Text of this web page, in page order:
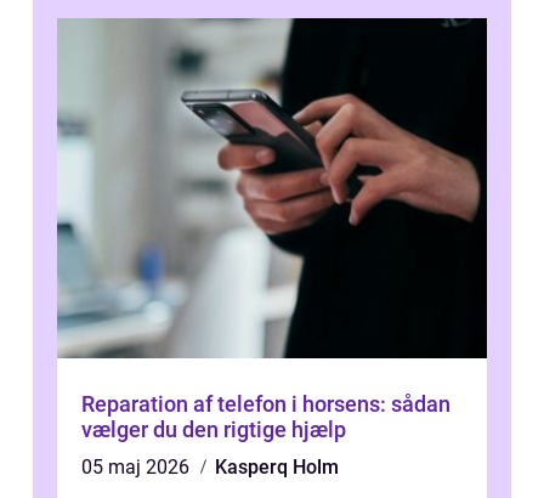
Reparation af telefon i horsens: sådan
vælger du den rigtige hjælp
05 maj 2026
Kasperq Holm